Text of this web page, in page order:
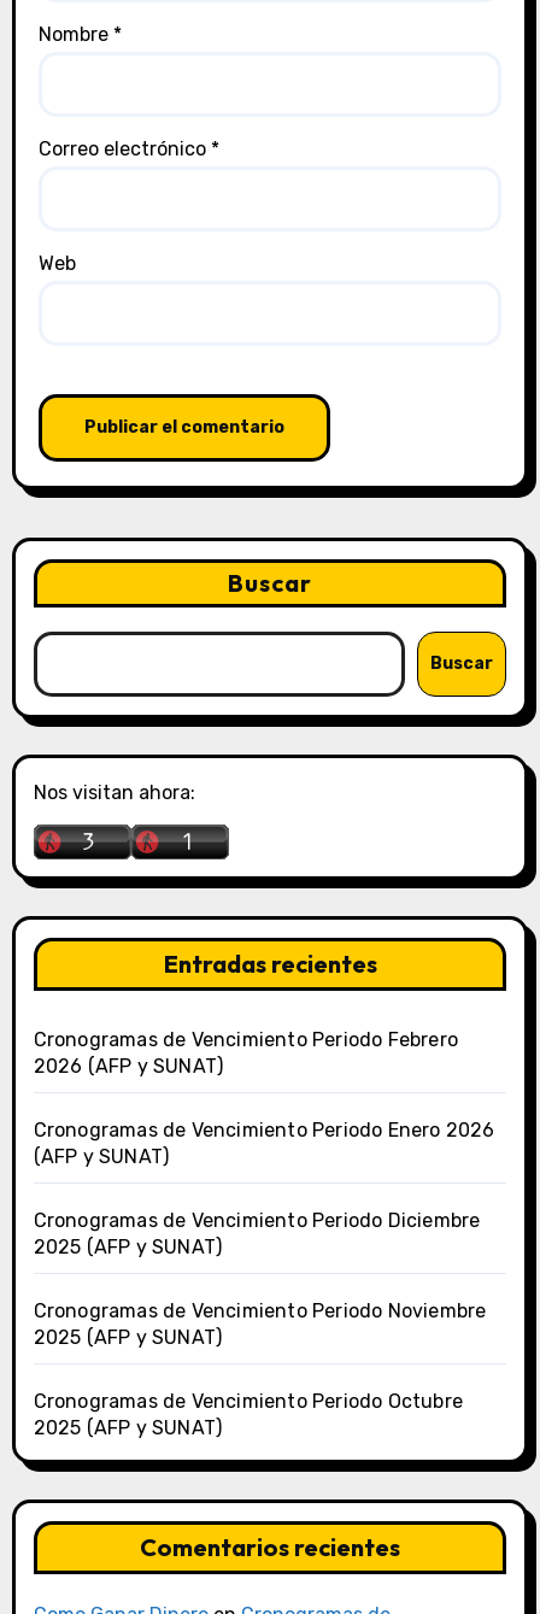
Nombre *
Correo electrónico *
Web
Buscar
Buscar
Nos visitan ahora:
Entradas recientes
Cronogramas de Vencimiento Periodo Febrero
2026 (AFP y SUNAT)
Cronogramas de Vencimiento Periodo Enero 2026
(AFP y SUNAT)
Cronogramas de Vencimiento Periodo Diciembre
2025 (AFP y SUNAT)
Cronogramas de Vencimiento Periodo Noviembre
2025 (AFP y SUNAT)
Cronogramas de Vencimiento Periodo Octubre
2025 (AFP y SUNAT)
Comentarios recientes